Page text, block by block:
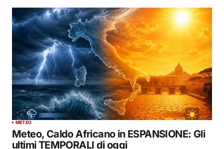
METEO
Meteo, Caldo Africano in ESPANSIONE: Gli
ultimi TEMPORALI di oggi